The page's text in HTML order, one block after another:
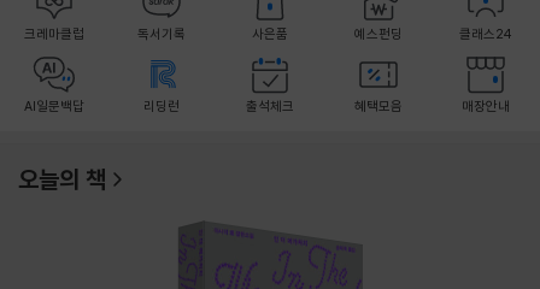
크레마클럽 독서기록 사은품 예스펀딩 클래스24
AI일문백답 리딩런 출석체크 혜택모음 매장안내
오늘의 책